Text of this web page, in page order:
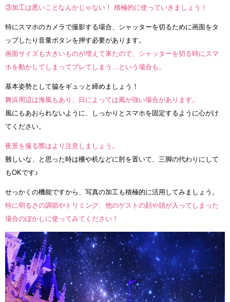
③加工は悪いことなんかじゃない！ 積極的に使っていきましょう！
特にスマホのカメラで撮影する場合、シャッターを切るために画面をタ
ップしたり音量ボタンを押す必要があります。
画面サイズも大きいものが増えて来たので、シャッターを切る時にスマ
ホを動かしてしまってブレてしまう…という場合も。
基本姿勢として脇をギュッと締めましょう！
舞浜周辺は海風もあり、日によっては風が強い場合があります。
風にもあおられないように、しっかりとスマホを固定するように心がけ
てください。
夜景を撮る際はより注意しましょう。
難しいな、と思った時は柵や机などに肘を置いて、三脚の代わりにして
もOKです♪
せっかくの機能ですから、写真の加工も積極的に活用してみましょう。
特に明るさの調節やトリミング、他のゲストの顔や頭が入ってしまった
場合のぼかしに使ってみてください！